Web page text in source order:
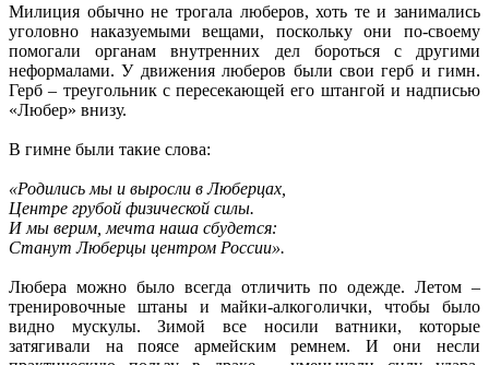
Милиция обычно не трогала люберов, хоть те и занимались
уголовно наказуемыми вещами, поскольку они по-своему
помогали органам внутренних дел бороться с другими
неформалами. У движения люберов были свои герб и гимн.
Герб – треугольник с пересекающей его штангой и надписью
«Любер» внизу.
В гимне были такие слова:
«Родились мы и выросли в Люберцах,
Центре грубой физической силы.
И мы верим, мечта наша сбудется:
Станут Люберцы центром России».
Любера можно было всегда отличить по одежде. Летом –
тренировочные штаны и майки-алкоголички, чтобы было
видно мускулы. Зимой все носили ватники, которые
затягивали на поясе армейским ремнем. И они несли